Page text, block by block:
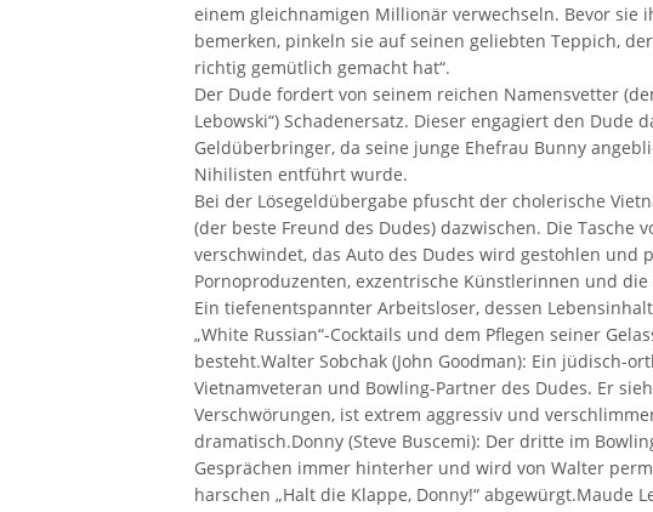
einem gleichnamigen Millionär verwechseln. Bevor sie
bemerken, pinkeln sie auf seinen geliebten Teppich,
richtig gemütlich gemacht hat“.
Der Dude fordert von seinem reichen Namensvetter
Lebowski“) Schadenersatz. Dieser engagiert den Dude
Geldüberbringer, da seine junge Ehefrau Bunny
Nihilisten entführt wurde.
Bei der Lösegeldübergabe pfuscht der cholerische
(der beste Freund des Dudes) dazwischen. Die Tasche
verschwindet, das Auto des Dudes wird gestohlen und
Pornoproduzenten, exzentrische Künstlerinnen und
Ein tiefenentspannter Arbeitsloser, dessen
„White Russian“-Cocktails und dem Pflegen seiner
besteht.Walter Sobchak (John Goodman): Ein jüdisch-
Vietnamveteran und Bowling-Partner des Dudes. Er
Verschwörungen, ist extrem aggressiv und
dramatisch.Donny (Steve Buscemi): Der dritte im
Gesprächen immer hinterher und wird von Walter
harschen „Halt die Klappe, Donny!“ abgewürgt.Maude